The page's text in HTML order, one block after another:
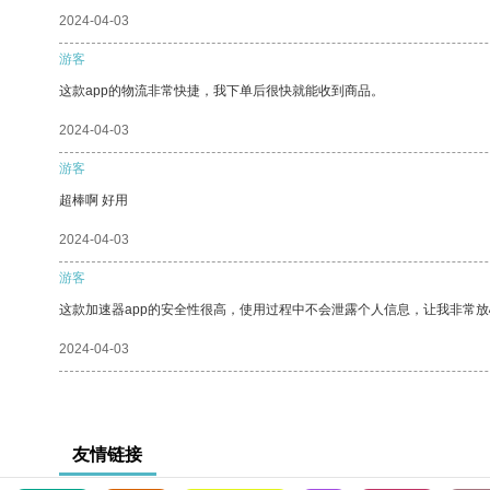
2024-04-03
游客
这款app的物流非常快捷，我下单后很快就能收到商品。
2024-04-03
游客
超棒啊 好用
2024-04-03
游客
这款加速器app的安全性很高，使用过程中不会泄露个人信息，让我非常
2024-04-03
友情链接